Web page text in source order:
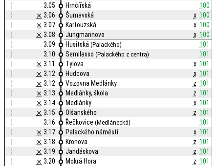
¦
3.05 Hrnčířská
100
¦
⨯ 3.06 Šumavská x 100
¦
⨯ 3.07 Kartouzská x 100
¦
⨯ 3.08 Jungmannova x 100
¦
3.09 Husitská(Palackého)
101
¦
3.10 Semilasso(Palackého z centra)
101
¦
⨯ 3.11 Tylova x 101
¦
⨯ 3.12 Hudcova x 101
¦
⨯ 3.12 Vozovna Medlánky z 101
¦
⨯ 3.13 Medlánky, škola z 101
¦
⨯ 3.14 Medlánky x 101
¦
⨯ 3.15 Olšanského z 101
¦
3.16 Řečkovice(Medlánecká)
101
¦
⨯ 3.17 Palackého náměstí x 101
¦
⨯ 3.18 Kronova z 101
¦
⨯ 3.19 Jandáskova z 101
¦
⨯ 3.20 Mokrá Hora z 101